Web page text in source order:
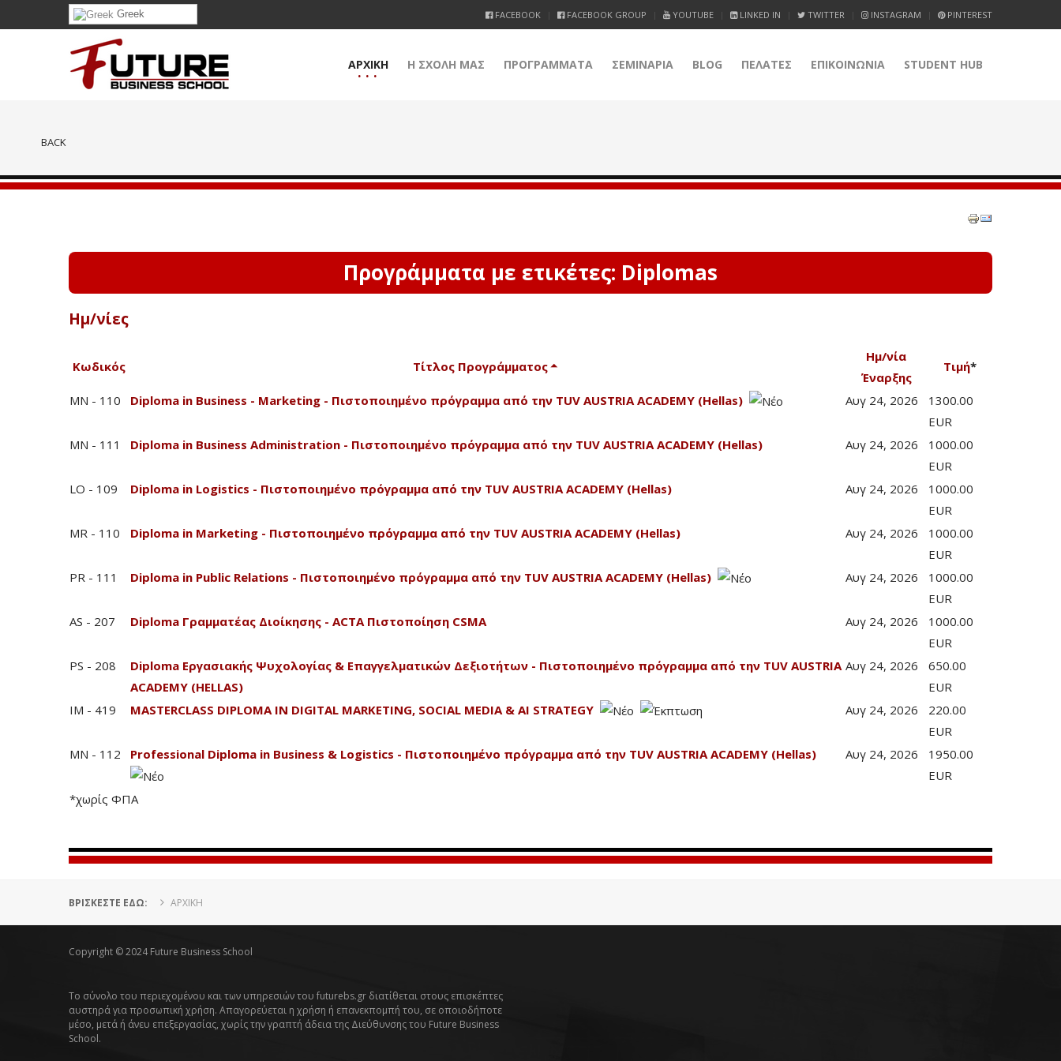
Greek FACEBOOK FACEBOOK GROUP YOUTUBE LINKED IN TWITTER INSTAGRAM PINTEREST
ΑΡΧΙΚΗ Η ΣΧΟΛΗ ΜΑΣ ΠΡΟΓΡΑΜΜΑΤΑ ΣΕΜΙΝΑΡΙΑ BLOG ΠΕΛΑΤΕΣ ΕΠΙΚΟΙΝΩΝΙΑ STUDENT HUB
BACK
Προγράμματα με ετικέτες: Diplomas
Ημ/νίες
Κωδικός Τίτλος Προγράμματος
Ημ/νία
Έναρξης
Τιμή*
MN - 110 Diploma in Business - Marketing - Πιστοποιημένο πρόγραμμα από την TUV AUSTRIA ACADEMY (Hellas) Αυγ 24, 2026
1300.00
EUR
MN - 111
Diploma in Business Administration - Πιστοποιημένο πρόγραμμα από την TUV AUSTRIA ACADEMY (Hellas) Αυγ 24, 2026
1000.00
EUR
LO - 109
Diploma in Logistics - Πιστοποιημένο πρόγραμμα από την TUV AUSTRIA ACADEMY (Hellas) Αυγ 24, 2026
1000.00
EUR
MR - 110
Diploma in Marketing - Πιστοποιημένο πρόγραμμα από την TUV AUSTRIA ACADEMY (Hellas) Αυγ 24, 2026
1000.00
EUR
PR - 111
Diploma in Public Relations - Πιστοποιημένο πρόγραμμα από την TUV AUSTRIA ACADEMY (Hellas) Αυγ 24, 2026
1000.00
EUR
AS - 207
Diploma Γραμματέας Διοίκησης - ACTA Πιστοποίηση CSMA Αυγ 24, 2026
1000.00
EUR
PS - 208
Diploma Εργασιακής Ψυχολογίας & Επαγγελματικών Δεξιοτήτων - Πιστοποιημένο πρόγραμμα από την TUV AUSTRIA
ACADEMY (HELLAS)
Αυγ 24, 2026
650.00
EUR
IM - 419
MASTERCLASS DIPLOMA IN DIGITAL MARKETING, SOCIAL MEDIA & AI STRATEGY Αυγ 24, 2026
220.00
EUR
MN - 112
Professional Diploma in Business & Logistics - Πιστοποιημένο πρόγραμμα από την TUV AUSTRIA ACADEMY (Hellas) Αυγ 24, 2026
1950.00
EUR
*χωρίς ΦΠΑ
ΒΡΊΣΚΕΣΤΕ ΕΔΏ: ΑΡΧΙΚΗ
Copyright © 2024 Future Business School
Το σύνολο του περιεχομένου και των υπηρεσιών του futurebs.gr διατίθεται στους επισκέπτες
αυστηρά για προσωπική χρήση. Απαγορεύεται η χρήση ή επανεκπομπή του, σε οποιοδήποτε
μέσο, μετά ή άνευ επεξεργασίας, χωρίς την γραπτή άδεια της Διεύθυνσης του Future Business
School.